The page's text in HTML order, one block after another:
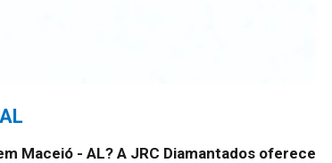
Maceió - AL? A JRC Diamantados oferece